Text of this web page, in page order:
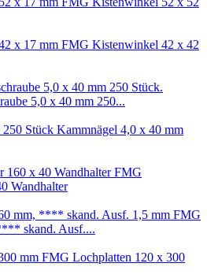
FMG Kistenwinkel 42 x 42
5,0 x 40 mm 250...
Kammnägel 4,0 x 40 mm
FMG
Wandhalter
FMG
skand. Ausf....
FMG Lochplatten 120 x 300